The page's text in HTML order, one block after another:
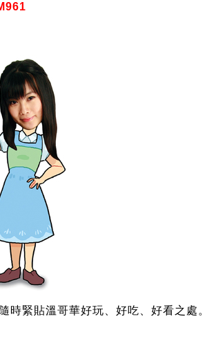
時緊貼溫哥華好玩、好吃、好看之處。